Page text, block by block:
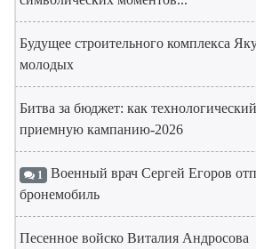
Будущее строительного комплекса
молодых
Битва за бюджет: как
приемную кампанию-2026
1 Военный врач Сергей Егоров
бронемобиль
Песенное войско Виталия Андросова